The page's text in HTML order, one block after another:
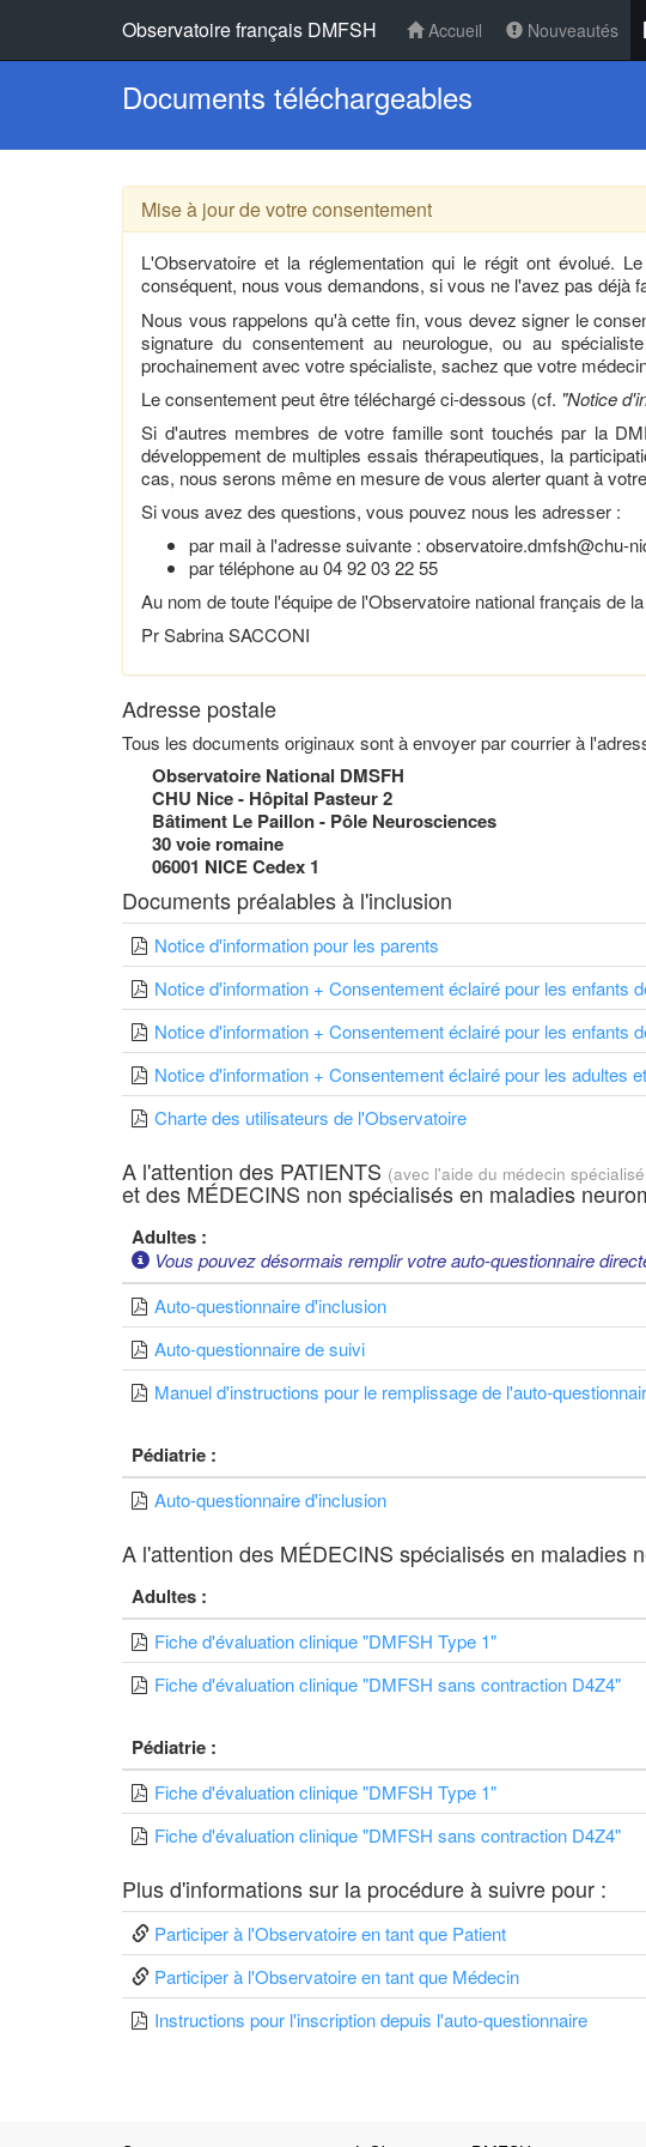
Observatoire français DMFSH Accueil Nouveautés
Documents téléchargeables
Mise à jour de votre consentement
L'Observatoire et la réglementation qui le régit ont évolué.
conséquent, nous vous demandons, si vous ne l'avez pas déjà
Nous vous rappelons qu'à cette fin, vous devez signer le
signature du consentement au neurologue, ou au
prochainement avec votre spécialiste, sachez que votre
Le consentement peut être téléchargé ci-dessous (cf. "Notice
Si d'autres membres de votre famille sont touchés par la
développement de multiples essais thérapeutiques, la
cas, nous serons même en mesure de vous alerter quant à
Si vous avez des questions, vous pouvez nous les adresser :
par mail à l'adresse suivante : observatoire.dmfsh@chu-
par téléphone au 04 92 03 22 55
Au nom de toute l'équipe de l'Observatoire national français de
Pr Sabrina SACCONI
Adresse postale
Tous les documents originaux sont à envoyer par courrier à
Observatoire National DMSFH
CHU Nice - Hôpital Pasteur 2
Bâtiment Le Paillon - Pôle Neurosciences
30 voie romaine
06001 NICE Cedex 1
Documents préalables à l'inclusion
Notice d'information pour les parents
Notice d'information + Consentement éclairé pour les enfants
Notice d'information + Consentement éclairé pour les enfants
Notice d'information + Consentement éclairé pour les adultes
Charte des utilisateurs de l'Observatoire
A l'attention des PATIENTS (avec l'aide du médecin
et des MÉDECINS non spécialisés en maladies
Adultes :
Vous pouvez désormais remplir votre auto-questionnaire
Auto-questionnaire d'inclusion
Auto-questionnaire de suivi
Manuel d'instructions pour le remplissage de l'auto-
Pédiatrie :
Auto-questionnaire d'inclusion
A l'attention des MÉDECINS spécialisés en maladies
Adultes :
Fiche d'évaluation clinique "DMFSH Type 1"
Fiche d'évaluation clinique "DMFSH sans contraction D4Z4"
Pédiatrie :
Fiche d'évaluation clinique "DMFSH Type 1"
Fiche d'évaluation clinique "DMFSH sans contraction D4Z4"
Plus d'informations sur la procédure à suivre pour :
Participer à l'Observatoire en tant que Patient
Participer à l'Observatoire en tant que Médecin
Instructions pour l'inscription depuis l'auto-questionnaire